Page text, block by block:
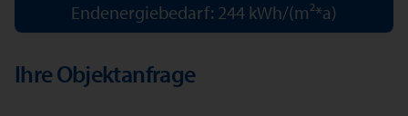
Endenergiebedarf: 244 kWh/(m²*a)
Ihre Objektanfrage